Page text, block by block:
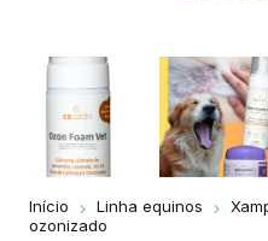
Início Linha equinos
ozonizado